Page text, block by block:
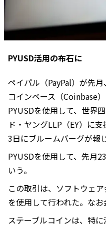
PYUSD活用の布石に
ペイパル（PayPal）が先
コインベース（Coinbase
PYUSDを使用して、世界
ド・ヤングLLP（EY）に
3日にブルームバーグが報
PYUSDを使用して、先月
いう。
この取引は、ソフトウェ
を使用して行われた。なお
ステーブルコインは、特